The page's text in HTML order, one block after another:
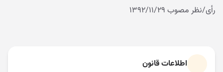
رأی/نظر مصوب ۱۳۹۲/۱۱/۲۹
اطلاعات قانون